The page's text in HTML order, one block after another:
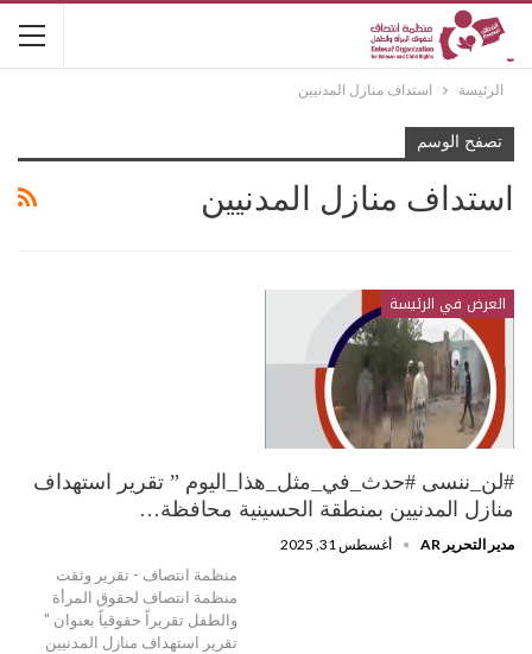
الرئيسة استداف منازل المدنيين
تصفح الوسم
استداف منازل المدنيين
العرض في الرئيسة
#لن_ننسى #حدث_في_مثل_هذا_اليوم ” تقرير استهداف
منازل المدنيين بمنطقة الحسينية محافظة…
مدير التحرير AR أغسطس 31, 2025
منظمة انتصاف - تقرير وثقت
منظمة انتصاف لحقوق المرأة
والطفل تقريراً حقوقياً بعنوان "
تقرير استهداف منازل المدنيين